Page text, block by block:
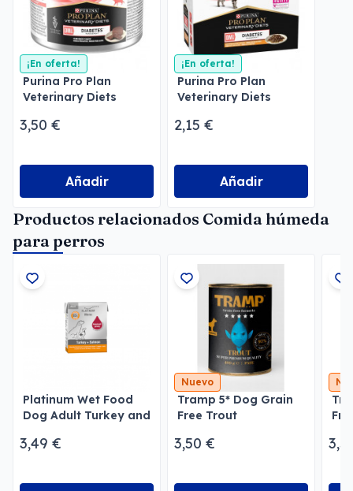
¡En oferta!
Purina Pro Plan
Veterinary Diets
3,50 €
Añadir
¡En oferta!
Purina Pro Plan
Veterinary Diets
Pollo
2,15 €
Añadir
Productos relacionados Comida húmeda
para perros
Platinum Wet Food
Dog Adult Turkey and
3,49 €
Nuevo
Tramp 5* Dog Grain
Free Trout
3,50 €